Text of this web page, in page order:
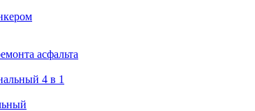
асфальта
4 в 1